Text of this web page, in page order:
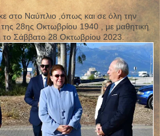
στο Ναύπλιο ,όπως και σε όλη την
της 28ης Οκτωβρίου 1940 , με μαθητική
το Σάββατο 28 Οκτωβρίου 2023.